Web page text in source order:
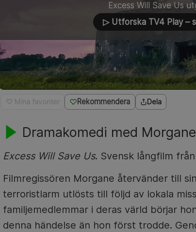
♡ Mina favoriter Rekommendera Dela
Dramakomedi med
Excess Will Save Us. Svensk långfilm
Filmregissören Morgane återvänder till
terroristlarm utlösts till följd av lokala
familjemedlemmar i deras värld börjar
denna händelse än hon först trodde.
Excess Will Save Us
▷ Utforska TV4 Play –